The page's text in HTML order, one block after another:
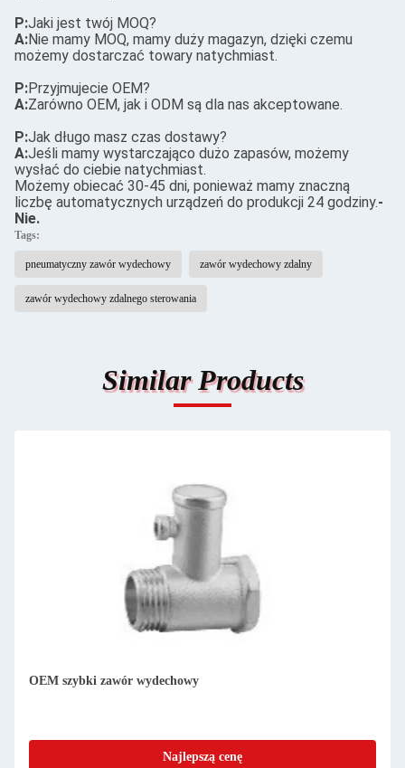
P:Jaki jest twój MOQ?
A:Nie mamy MOQ, mamy duży magazyn, dzięki czemu
możemy dostarczać towary natychmiast.
P:Przyjmujecie OEM?
A:Zarówno OEM, jak i ODM są dla nas akceptowane.
P:Jak długo masz czas dostawy?
A:Jeśli mamy wystarczająco dużo zapasów, możemy
wysłać do ciebie natychmiast.
Możemy obiecać 30-45 dni, ponieważ mamy znaczną
liczbę automatycznych urządzeń do produkcji 24 godziny.-
Nie.
Tags:
pneumatyczny zawór wydechowy zawór wydechowy zdalny
zawór wydechowy zdalnego sterowania
Similar Products
OEM szybki zawór wydechowy
Najlepszą cenę